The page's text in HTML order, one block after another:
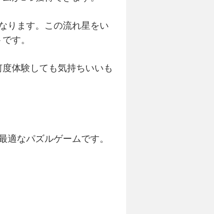
ります。この流れ星をい
す。
体験しても気持ちいいも
適なパズルゲームです。